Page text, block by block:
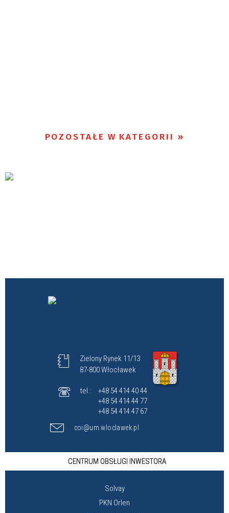
POZOSTAŁE W KATEGORII
Zielony Rynek 11/13
87-800 Włocławek
tel.:
+48 54 414 40 44
+48 54 414 44 77
+48 54 414 47 67
coi@um.wloclawek.pl
CENTRUM OBSŁUGI INWESTORA
Solvay
PKN Orlen